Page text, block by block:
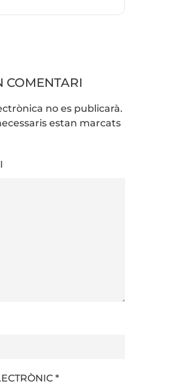
COMENTARI
no es publicarà.
estan marcats
*